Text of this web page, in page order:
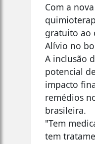
​Com a
gratuito ao
​Alívio no
​A inclusão
potencial
impacto
remédios
brasileira.
​"Tem
tem